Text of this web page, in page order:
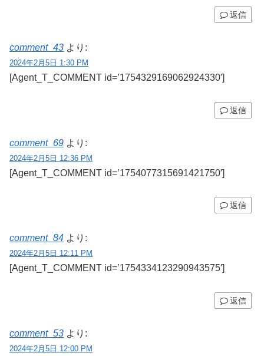
返信
comment_43 より:
2024年2月5日 1:30 PM
[Agent_T_COMMENT id=’1754329169062924330′]
返信
comment_69 より:
2024年2月5日 12:36 PM
[Agent_T_COMMENT id=’1754077315691421750′]
返信
comment_84 より:
2024年2月5日 12:11 PM
[Agent_T_COMMENT id=’1754334123290943575′]
返信
comment_53 より:
2024年2月5日 12:00 PM